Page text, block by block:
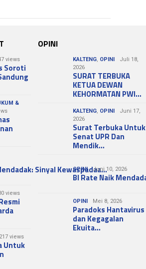
views
Soroti
&
Sinyal Kewaspadaa…
views
217 views
Untuk
OPINI
KALTENG OPINI
Juli 18,
2026
SURAT TERBUKA
KETUA DEWAN
KEHORMATAN PWI…
KALTENG OPINI
Juni 17,
2026
Surat Terbuka Untuk
Senat UPR Dan
Mendik…
OPINI Juni 10, 2026
BI Rate Naik
OPINI Mei 8, 2026
Paradoks Hantavirus
dan Kegagalan
Ekuita…